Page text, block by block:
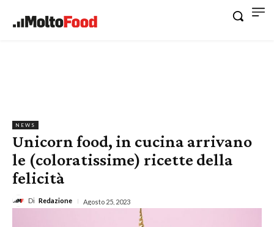
NEWS
Unicorn food, in cucina arrivano
le (coloratissime) ricette della
felicità
Di Redazione Agosto 25, 2023